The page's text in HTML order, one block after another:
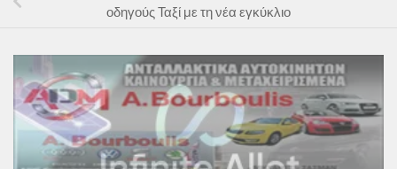
οδηγούς Ταξί με τη νέα εγκύκλιο